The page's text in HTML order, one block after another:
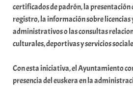
certificados de padrón, la presentación
registro, la información sobre
administrativos o las consultas
culturales, deportivas y servicios
Con esta iniciativa, el Ayuntamiento
presencia del euskera en la